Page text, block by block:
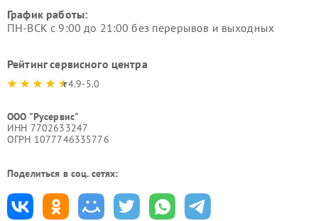
График работы:
ПН-ВСК с 9:00 до 21:00 без перерывов и выходных
Рейтинг сервисного центра
4.9-5.0
ООО "Русервис"
ИНН 7702633247
ОГРН 1077746335776
Поделиться в соц. сетях: